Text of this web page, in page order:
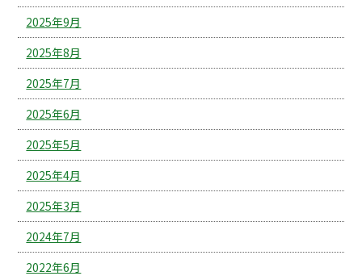
2025年9月
2025年8月
2025年7月
2025年6月
2025年5月
2025年4月
2025年3月
2024年7月
2022年6月